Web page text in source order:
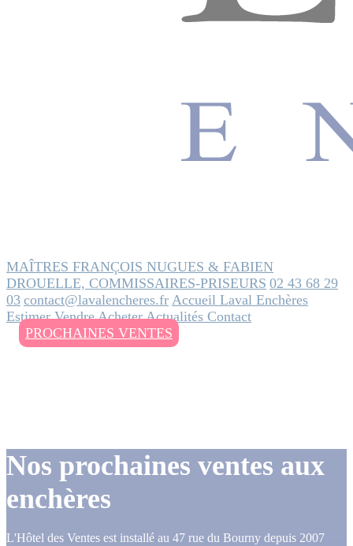
MAÎTRES FRANÇOIS NUGUES & FABIEN
DROUELLE, COMMISSAIRES-PRISEURS 02 43 68 29
03 contact@lavalencheres.fr Accueil Laval Enchères
EstimerVendreAcheterActualités Contact
PROCHAINES VENTES
Nos prochaines ventes aux
enchères
L'Hôtel des Ventes est installé au 47 rue du Bourny depuis 2007